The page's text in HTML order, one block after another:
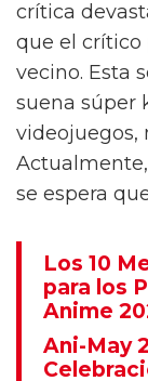
crítica
que el crítico
vecino. Esta
suena súper
videojuegos,
se espera
Los 10
para los
Anime
Ani-May